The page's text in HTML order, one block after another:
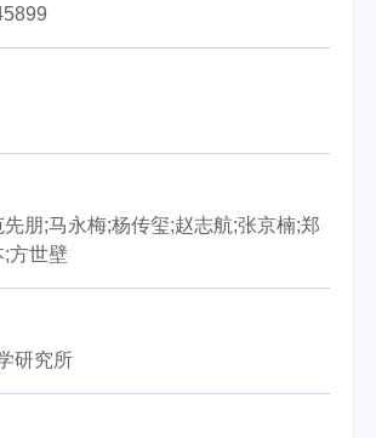
朋;马永梅;杨传玺;赵志航;张京楠;郑
;方世壁
研究所